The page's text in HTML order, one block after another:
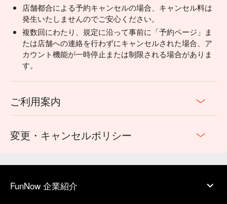
店舗都合による予約キャンセルの場合、キャンセル料は
発生いたしませんのでご安心ください。
複数回にわたり、規定に沿って事前に「予約ページ」ま
たは店舗への連絡を行わずにキャンセルされた場合、ア
カウント機能が一時停止または制限される場合がありま
す。
ご利用案内
変更・キャンセルポリシー
FunNow 企業紹介